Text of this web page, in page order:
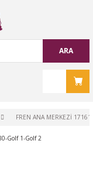
ARA
FREN ANA MERKEZI